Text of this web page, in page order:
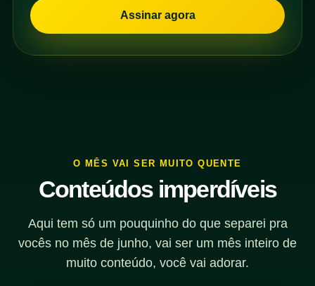
Assinar agora
O MÊS VAI SER MUITO QUENTE
Conteúdos imperdíveis
Aqui tem só um pouquinho do que separei pra
vocês no mês de junho, vai ser um mês inteiro de
muito conteúdo, você vai adorar.